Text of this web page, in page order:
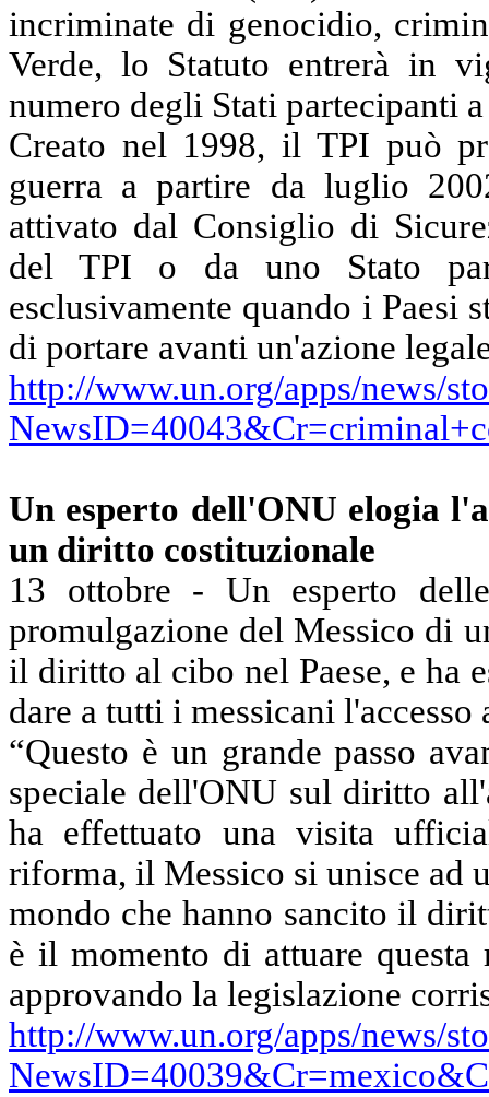
incriminate di genocidio,
Verde, lo Statuto entrerà in
numero degli Stati partecipanti
Creato nel 1998, il TPI può
guerra a partire daluglio
attivato dal Consiglio di
del TPI o da uno Stato p
esclusivamente quando i Paesi
di portare avanti un'azione
http://www.un.org/apps/news/
Un esperto dell'ONU elogia
un diritto costituzionale
13 ottobre - Un esperto
promulgazione del Messico di
il diritto al cibo nel Paese, e ha
dare a tutti i messicani l'
“Questo è un grande passo
speciale dell'ONU sul diritto
ha effettuato una visita
riforma, il Messico si unisce ad
mondo che hanno sancito il
è il momento di attuare
approvando la legislazione
http://www.un.org/apps/news/